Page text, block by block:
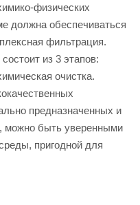
физических
должна обеспечиваться
фильтрация.
из 3 этапов:
очистка.
предназначенных и
можно быть уверенными
пригодной для